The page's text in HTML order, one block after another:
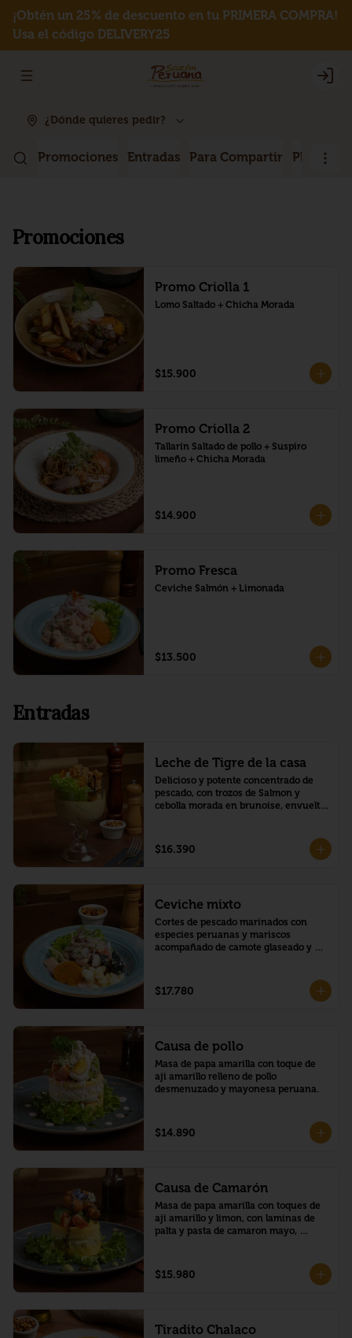
¡Obtén un 25% de descuento en tu PRIMERA COMPRA!
Usa el código DELIVERY25
Abrir menu de navegación
¿Dónde quieres pedir?
Promociones Entradas Para Compartir Platos
Promociones
Promo Criolla 1
Lomo Saltado + Chicha Morada
$15.900
Promo Criolla 2
Tallarín Saltado de pollo + Suspiro
limeño + Chicha Morada
$14.900
Promo Fresca
Ceviche Salmón + Limonada
$13.500
Entradas
Leche de Tigre de la casa
Delicioso y potente concentrado de
pescado, con trozos de Salmon y
cebolla morada en brunoise, envuelto
trozo de camote y choclo peruano.
$16.390
Ceviche mixto
Cortes de pescado marinados con
especies peruanas y mariscos
acompañado de camote glaseado y
$17.780
Causa de pollo
Masa de papa amarilla con toque de
aji amarillo relleno de pollo
desmenuzado y mayonesa peruana.
$14.890
Causa de Camarón
Masa de papa amarilla con toques de
aji amarillo y limon, con laminas de
palta y pasta de camaron mayo,
de maracuya con chía
$15.980
Tiradito Chalaco